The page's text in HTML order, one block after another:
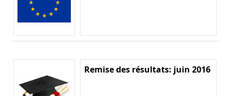
Remise des résultats: juin 2016